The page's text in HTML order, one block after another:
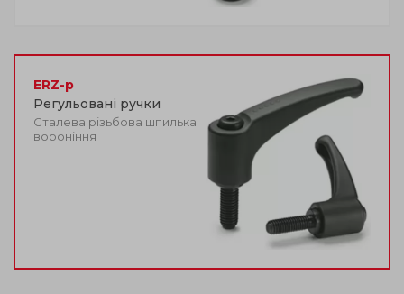
ERZ-p
Регульовані ручки
Сталева різьбова шпилька
вороніння